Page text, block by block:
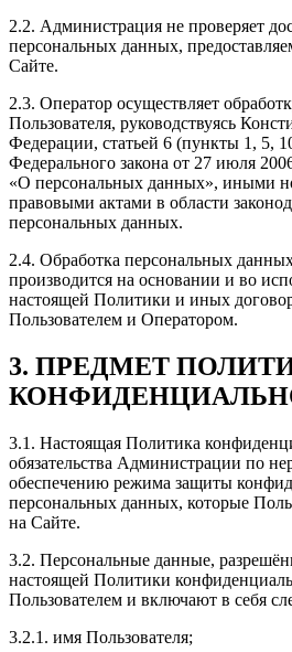
2.2. Администрация не проверяет
персональных данных,
Сайте.
2.3. Оператор осуществляет
Пользователя, руководствуясь
Федерации, статьей 6 (пункты 1, 5,
Федерального закона от 27 июля
«О персональных данных», иными
правовыми актами в области
персональных данных.
2.4. Обработка персональных
производится на основании и во
настоящей Политики и иных
Пользователем и Оператором.
3. ПРЕДМЕТ
3.1. Настоящая Политика
обязательства Администрации по
обеспечению режима защиты
персональных данных, которые
на Сайте.
3.2. Персональные данные,
настоящей Политики
Пользователем и включают в себя
3.2.1. имя Пользователя;